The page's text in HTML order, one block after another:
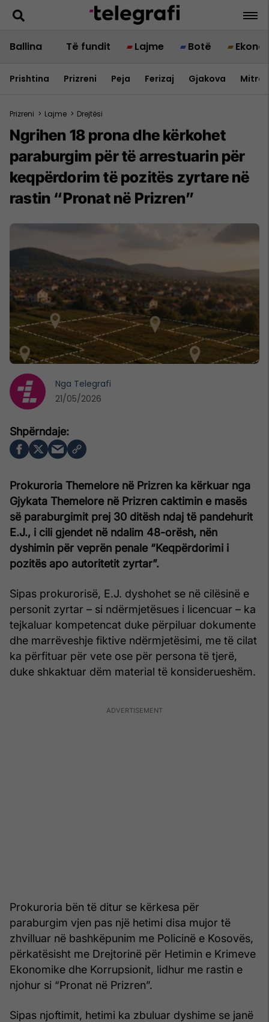
Ballina Të fundit Lajme Botë
Prishtina Prizreni Peja Ferizaj Gjakova
Prizreni > Lajme > Drejtësi
Ngrihen 18 prona dhe kërkohet
paraburgim për të arrestuarin për
keqpërdorim të pozitës zyrtare në
rastin “Pronat në Prizren”
Prokuroria Themelore në Prizren ka kërkuar nga
Gjykata Themelore në Prizren caktimin e masës
së paraburgimit prej 30 ditësh ndaj të pandehurit
E.J., i cili gjendet në ndalim 48-orësh, nën
dyshimin për veprën penale “Keqpërdorimi i
pozitës apo autoritetit zyrtar”.
Sipas prokurorisë, E.J. dyshohet se në cilësinë e
personit zyrtar – si ndërmjetësues i licencuar – ka
tejkaluar kompetencat duke përpiluar dokumente
dhe marrëveshje fiktive ndërmjetësimi, me të cilat
ka përfituar për vete ose për persona të tjerë,
duke shkaktuar dëm material të konsiderueshëm.
Prokuroria bën të ditur se kërkesa për
paraburgim vjen pas një hetimi disa mujor të
zhvilluar në bashkëpunim me Policinë e Kosovës,
përkatësisht me Drejtorinë për Hetimin e Krimeve
Ekonomike dhe Korrupsionit, lidhur me rastin e
njohur si “Pronat në Prizren”.
Sipas njoftimit, hetimi ka zbuluar dyshime se janë
Nga Telegrafi
21/05/2026